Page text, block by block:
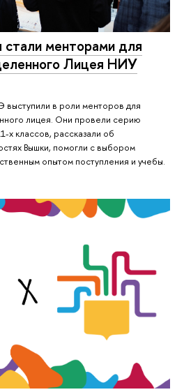
стали менторами для
Лицея НИУ
в роли менторов для
лицея. Они провели серию
х классов, рассказали об
Вышки, помогли с выбором
опытом поступления и учебы.